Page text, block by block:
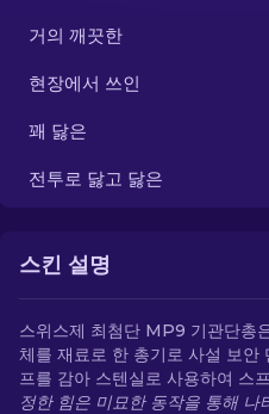
거의 깨끗한
현장에서 쓰인
꽤 닳은
전투로 닳고 닳은
스킨 설명
스위스제 최첨단 MP9 기관단총
체를 재료로 한 총기로 사설 보안
프를 감아 스텐실로 사용하여 스
정한 힘은 미묘한 동작을 통해 나